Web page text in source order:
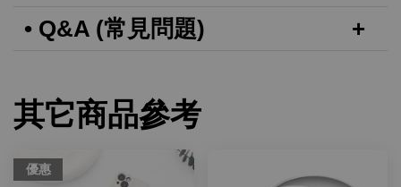
• Q&A (常見問題)
其它商品參考
優惠